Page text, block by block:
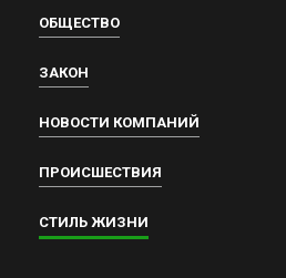
ОБЩЕСТВО
ЗАКОН
НОВОСТИ КОМПАНИЙ
ПРОИСШЕСТВИЯ
СТИЛЬ ЖИЗНИ